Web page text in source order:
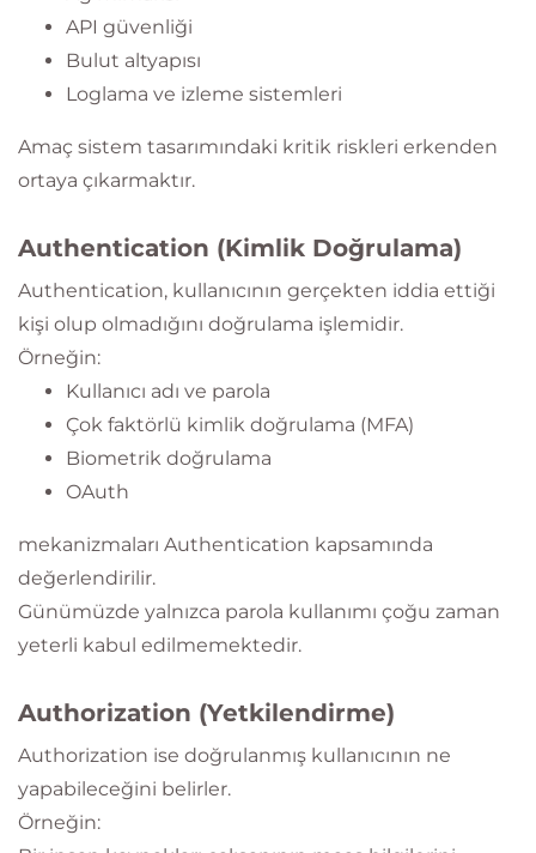
API güvenliği
Bulut altyapısı
Loglama ve izleme sistemleri
Amaç sistem tasarımındaki kritik riskleri erkenden
ortaya çıkarmaktır.
Authentication (Kimlik Doğrulama)
Authentication, kullanıcının gerçekten iddia ettiği
kişi olup olmadığını doğrulama işlemidir.
Örneğin:
Kullanıcı adı ve parola
Çok faktörlü kimlik doğrulama (MFA)
Biometrik doğrulama
OAuth
mekanizmaları Authentication kapsamında
değerlendirilir.
Günümüzde yalnızca parola kullanımı çoğu zaman
yeterli kabul edilmemektedir.
Authorization (Yetkilendirme)
Authorization ise doğrulanmış kullanıcının ne
yapabileceğini belirler.
Örneğin: